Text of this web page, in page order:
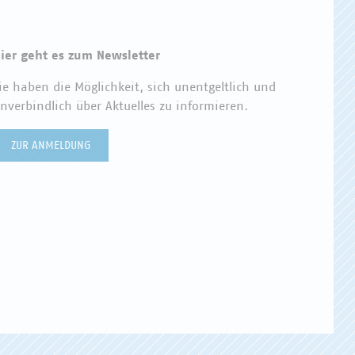
geht es zum Newsletter
haben die Möglichkeit, sich unentgeltlich und
über Aktuelles zu informieren.
ZUR ANMELDUNG